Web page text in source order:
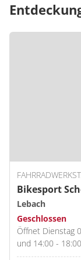
Bikesport
Lebach
Geschlossen
Öffnet Dienstag
und 14:00 - 18:00